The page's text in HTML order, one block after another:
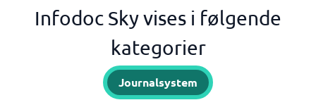
Infodoc Sky vises i følgende
kategorier
Journalsystem